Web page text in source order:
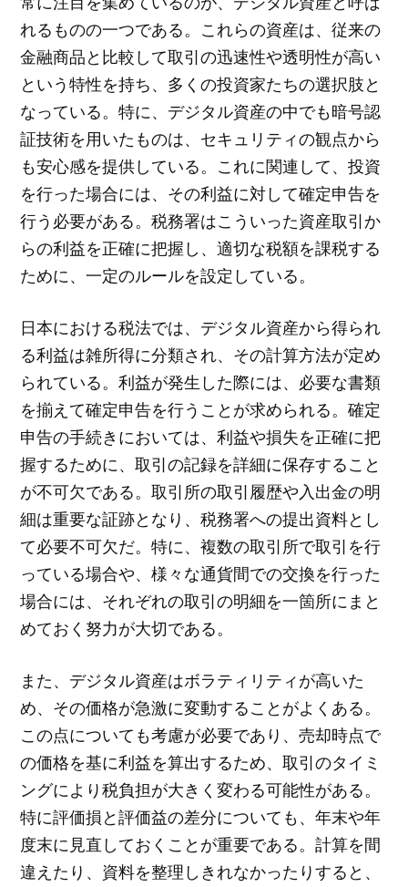
れるものの一つである。 これらの資産は、従来の
金融商品と比較して取引の迅速性や透明性が高い
という特性を持ち、多くの投資家たちの選択肢と
なっている。特に、デジタル資産の中でも暗号認
証技術を用いたものは、セキュリティの観点から
も安心感を提供している。これに関連して、投資
を行った場合には、その利益に対して確定申告を
行う必要がある。税務署はこういった資産取引か
らの利益を正確に把握し、適切な税額を課税する
ために、一定のルールを設定している。
日本における税法では、デジタル資産から得られ
る利益は雑所得に分類され、その計算方法が定め
られている。利益が発生した際には、必要な書類
を揃えて確定申告を行うことが求められる。確定
申告の手続きにおいては、利益や損失を正確に把
握するために、取引の記録を詳細に保存すること
が不可欠である。取引所の取引履歴や入出金の明
細は重要な証跡となり、税務署への提出資料とし
て必要不可欠だ。特に、複数の取引所で取引を行
っている場合や、様々な通貨間での交換を行った
場合には、それぞれの取引の明細を一箇所にまと
めておく努力が大切である。
また、デジタル資産はボラティリティが高いた
め、その価格が急激に変動することがよくある。
この点についても考慮が必要であり、売却時点で
の価格を基に利益を算出するため、取引のタイミ
ングにより税負担が大きく変わる可能性がある。
特に評価損と評価益の差分についても、年末や年
度末に見直しておくことが重要である。計算を間
違えたり、資料を整理しきれなかったりすると、